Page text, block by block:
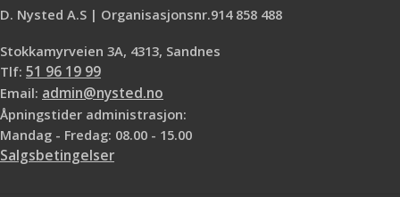
Kan fjernes fullstendig etter 60
D. Nysted A.S | Organisasjonsnr.914 858 488
Stokkamyrveien 3A, 4313, Sandnes
Tlf: 51 96 19 99
Email: admin@nysted.no
Åpningstider administrasjon:
Mandag - Fredag: 08.00 - 15.00
Salgsbetingelser